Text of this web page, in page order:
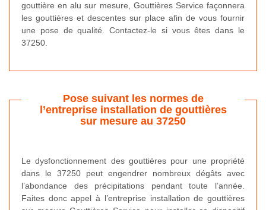
gouttière en alu sur mesure, Gouttières Service façonnera
les gouttières et descentes sur place afin de vous fournir
une pose de qualité. Contactez-le si vous êtes dans le
37250.
Pose suivant les normes de
l’entreprise installation de gouttières
sur mesure au 37250
Le dysfonctionnement des gouttières pour une propriété
dans le 37250 peut engendrer nombreux dégâts avec
l’abondance des précipitations pendant toute l’année.
Faites donc appel à l’entreprise installation de gouttières